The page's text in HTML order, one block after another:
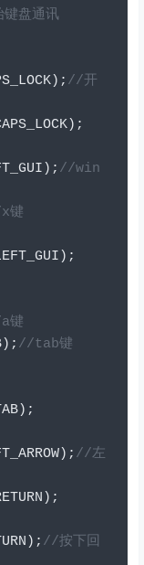
盘通讯
); //开
);
); //win
键
);
键
); //tab键
);
); //左
);
); //按下回